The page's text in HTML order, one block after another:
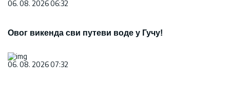
06. 08. 2026 06:32
Овог викенда сви путеви воде у Гучу!
06. 08. 2026 07:32